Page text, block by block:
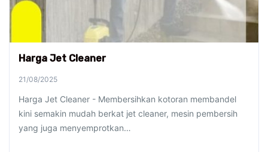
Harga Jet Cleaner
21/08/2025
Harga Jet Cleaner - Membersihkan kotoran membandel
kini semakin mudah berkat jet cleaner, mesin pembersih
yang juga menyemprotkan…